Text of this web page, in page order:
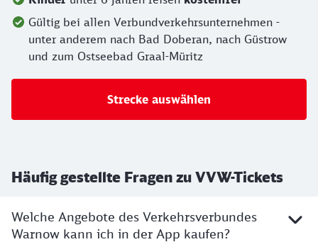
Gültig bei allen Verbundverkehrsunternehmen -
unter anderem nach Bad Doberan, nach Güstrow
und zum Ostseebad Graal-Müritz
Strecke auswählen
Häufig gestellte Fragen zu VVW-Tickets
Welche Angebote des Verkehrsverbundes
Warnow kann ich in der App kaufen?